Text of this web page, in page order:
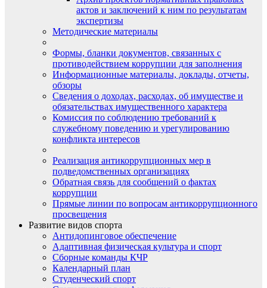
актов и заключений к ним по результатам
экспертизы
Методические материалы
Формы, бланки документов, связанных с
противодействием коррупции для заполнения
Информационные материалы, доклады, отчеты,
обзоры
Сведения о доходах, расходах, об имуществе и
обязательствах имущественного характера
Комиссия по соблюдению требований к
служебному поведению и урегулированию
конфликта интересов
Реализация антикоррупционных мер в
подведомственных организациях
Обратная связь для сообщений о фактах
коррупции
Прямые линии по вопросам антикоррупционного
просвещения
Развитие видов спорта
Антидопинговое обеспечение
Адаптивная физическая культура и спорт
Сборные команды КЧР
Календарный план
Студенческий спорт